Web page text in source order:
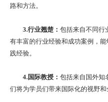
路和方法。
3.行业翘楚： 包括来自不同行
有丰富的行业经验和成功案例，
践经验。
4.国际教授： 包括来自国外知
们将为学员们带来国际化的视野和